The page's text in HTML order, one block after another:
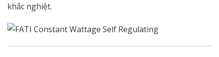
khắc nghiệt.